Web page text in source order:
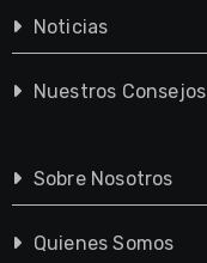
Noticias
Nuestros Consejos
Sobre Nosotros
Quienes Somos